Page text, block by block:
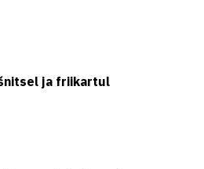
ja friikartul